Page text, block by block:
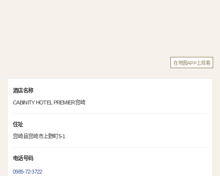
在地图APP上观看
酒店名称
CABINITY HOTEL PREMIER宫崎
住址
宫崎县宫崎市上野町5-1
电话号码
0985-72-3722